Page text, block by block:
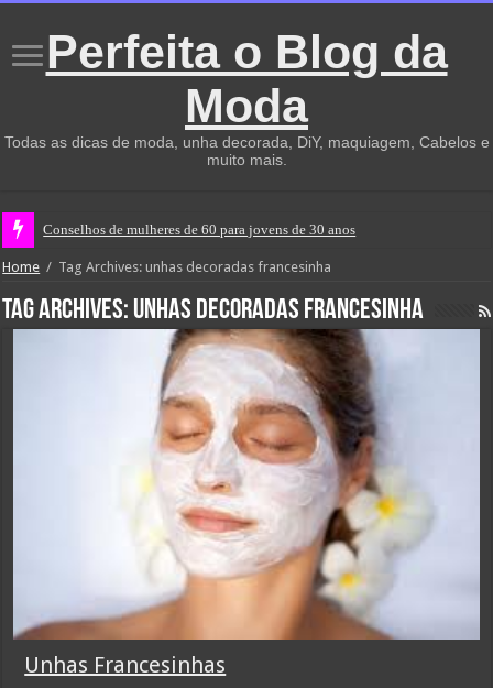
Perfeita o Blog da
Moda
Todas as dicas de moda, unha decorada, DiY, maquiagem, Cabelos e
muito mais.
Conselhos de mulheres de 60 para jovens de 30 anos
Home / Tag Archives: unhas decoradas francesinha
Tag Archives: unhas decoradas francesinha
Unhas Francesinhas